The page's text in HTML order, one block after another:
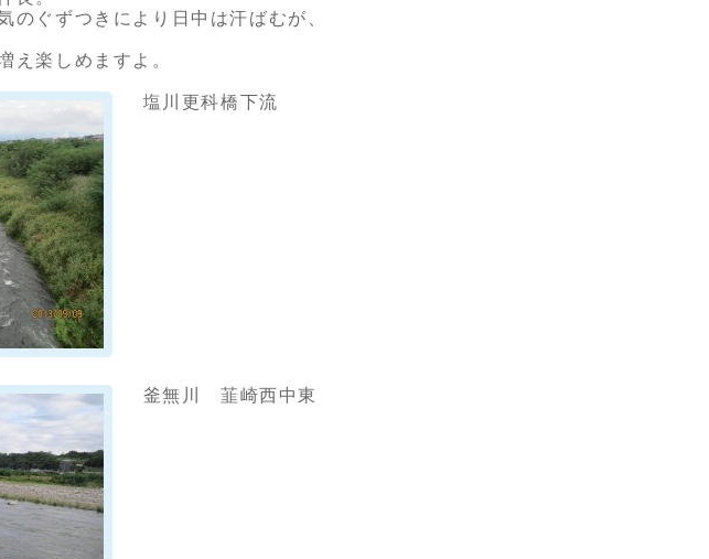
のぐずつきにより日中は汗ばむが、
え楽しめますよ。
塩川更科橋下流
釜無川 韮崎西中東